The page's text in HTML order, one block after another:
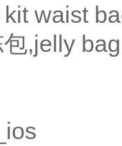
waist
,jelly bag